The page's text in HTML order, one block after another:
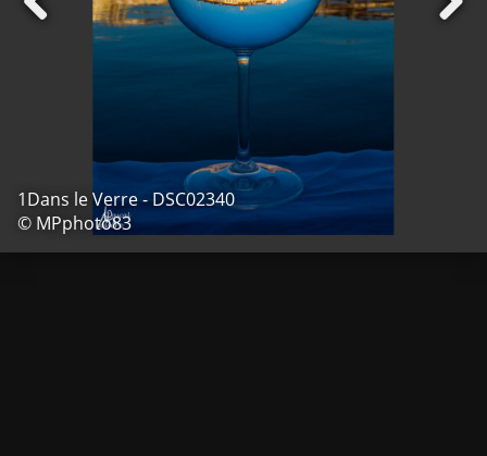
1Dans le Verre - DSC02340
© MPphoto83